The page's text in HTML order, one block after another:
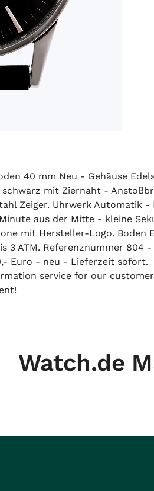
40 mm Neu - Gehäuse
schwarz mit Ziernaht -
Zeiger. Uhrwerk
aus der Mitte - kleine
mit Hersteller-Logo.
3 ATM. Referenznummer 804
Euro - neu - Lieferzeit sofort.
service for our
Watch.de